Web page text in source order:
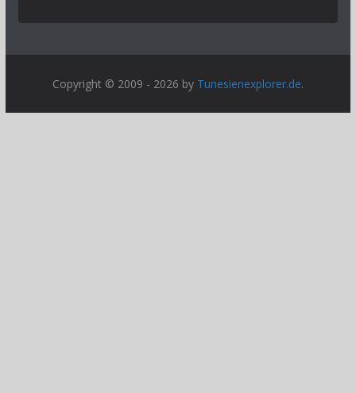
Copyright © 2009 - 2026 by Tunesienexplorer.de.